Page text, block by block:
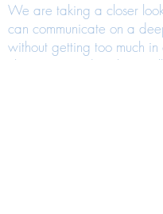
We are taking a closer
can communicate on a
without getting too much
The group tends to be small